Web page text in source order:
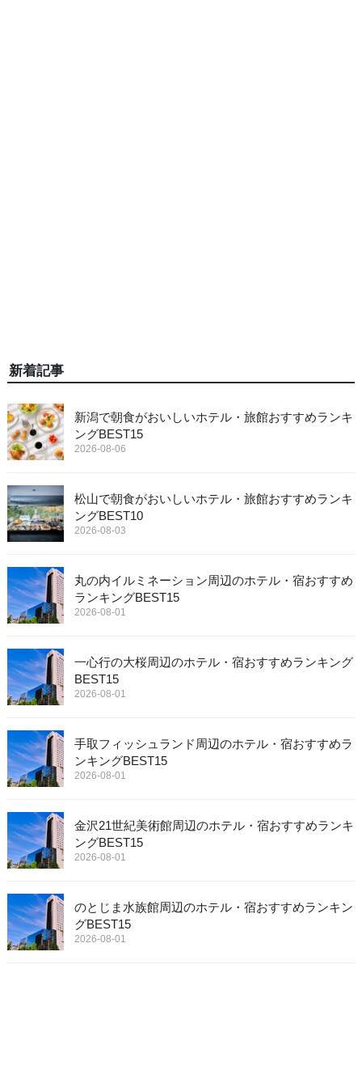
新着記事
新潟で朝食がおいしいホテル・旅館おすすめランキ
ングBEST15
2026-08-06
松山で朝食がおいしいホテル・旅館おすすめランキ
ングBEST10
2026-08-03
丸の内イルミネーション周辺のホテル・宿おすすめ
ランキングBEST15
2026-08-01
一心行の大桜周辺のホテル・宿おすすめランキング
BEST15
2026-08-01
手取フィッシュランド周辺のホテル・宿おすすめラ
ンキングBEST15
2026-08-01
金沢21世紀美術館周辺のホテル・宿おすすめランキ
ングBEST15
2026-08-01
のとじま水族館周辺のホテル・宿おすすめランキン
グBEST15
2026-08-01